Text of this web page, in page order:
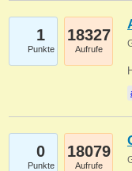
1
Punkte
18327
Aufrufe
0
Punkte
18079
Aufrufe